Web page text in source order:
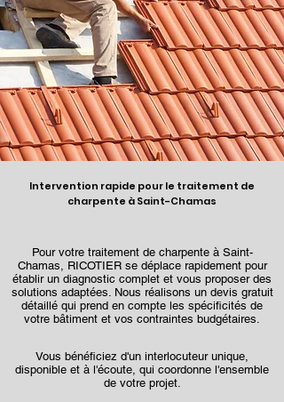
Intervention rapide pour le traitement de
charpente à Saint-Chamas
Pour votre traitement de charpente à Saint-
Chamas, RICOTIER se déplace rapidement pour
établir un diagnostic complet et vous proposer des
solutions adaptées. Nous réalisons un devis gratuit
détaillé qui prend en compte les spécificités de
votre bâtiment et vos contraintes budgétaires.
Vous bénéficiez d'un interlocuteur unique,
disponible et à l'écoute, qui coordonne l'ensemble
de votre projet.